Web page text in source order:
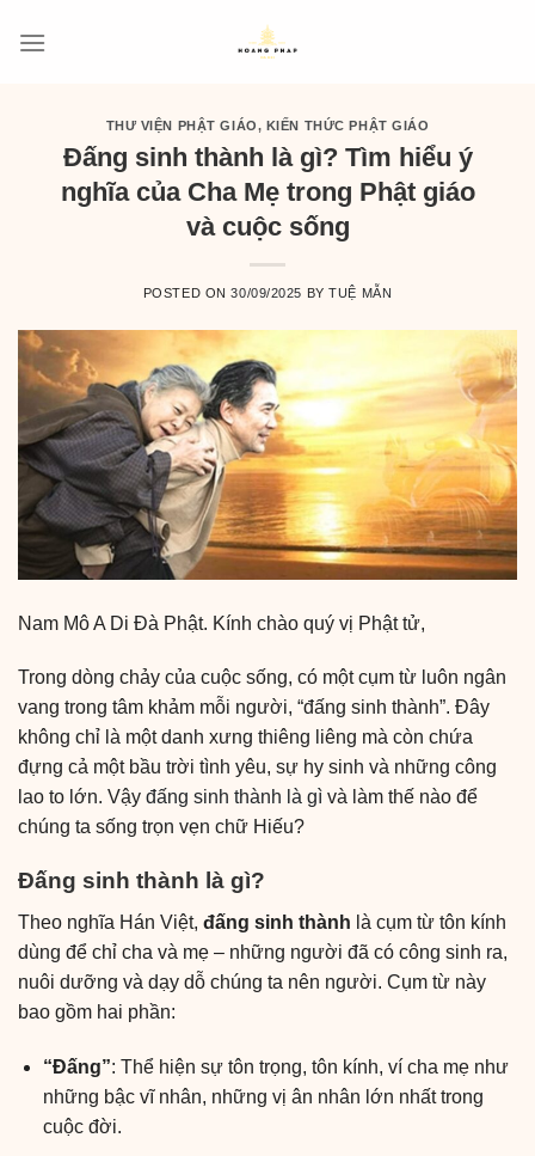
THƯ VIỆN PHẬT GIÁO, KIẾN THỨC PHẬT GIÁO
Đấng sinh thành là gì? Tìm hiểu ý
nghĩa của Cha Mẹ trong Phật giáo
và cuộc sống
POSTED ON30/09/2025 BYTUỆ MẪN
Nam Mô A Di Đà Phật. Kính chào quý vị Phật tử,
Trong dòng chảy của cuộc sống, có một cụm từ luôn ngân
vang trong tâm khảm mỗi người, “đấng sinh thành”. Đây
không chỉ là một danh xưng thiêng liêng mà còn chứa
đựng cả một bầu trời tình yêu, sự hy sinh và những công
lao to lớn. Vậy đấng sinh thành là gì và làm thế nào để
chúng ta sống trọn vẹn chữ Hiếu?
Đấng sinh thành là gì?
Theo nghĩa Hán Việt, đấng sinh thành là cụm từ tôn kính
dùng để chỉ cha và mẹ – những người đã có công sinh ra,
nuôi dưỡng và dạy dỗ chúng ta nên người. Cụm từ này
bao gồm hai phần:
“Đấng”: Thể hiện sự tôn trọng, tôn kính, ví cha mẹ như
những bậc vĩ nhân, những vị ân nhân lớn nhất trong
cuộc đời.